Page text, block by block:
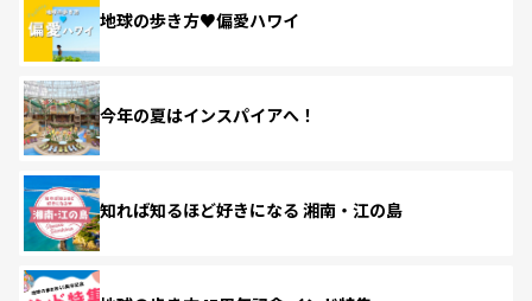
地球の歩き方♥偏愛ハワイ
今年の夏はインスパイアへ！
知れば知るほど好きになる 湘南・江の島